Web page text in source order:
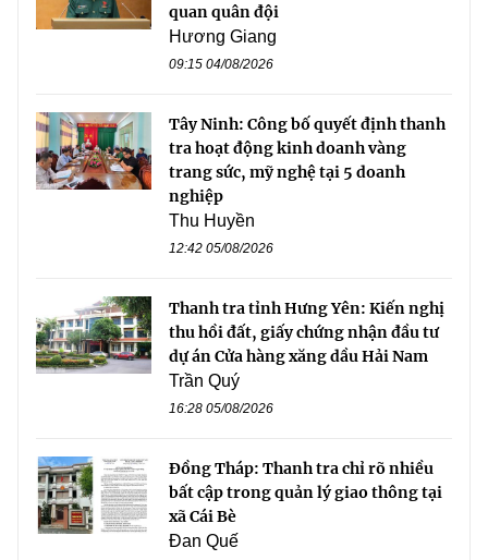
quan quân đội
Hương Giang
09:15 04/08/2026
Tây Ninh: Công bố quyết định thanh
tra hoạt động kinh doanh vàng
trang sức, mỹ nghệ tại 5 doanh
nghiệp
Thu Huyền
12:42 05/08/2026
Thanh tra tỉnh Hưng Yên: Kiến nghị
thu hồi đất, giấy chứng nhận đầu tư
dự án Cửa hàng xăng dầu Hải Nam
Trần Quý
16:28 05/08/2026
Đồng Tháp: Thanh tra chỉ rõ nhiều
bất cập trong quản lý giao thông tại
xã Cái Bè
Đan Quế